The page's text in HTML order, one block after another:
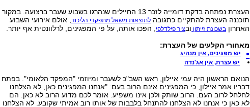
העצרת נפתחה בדקת דומייה לזכר 13 החיילים שנהרגו בשבוע שעבר ברצועה. במקור
תוכננה העצרת להתקיים כתגובה לתוצאות משאל מתפקדי הליכוד, אולם אירועי השבוע
האחרון בשכונת זייתון ובציר פילדלפי, הפכו אותה, על פי המפגינים, לרלוונטית אף יותר.
מאחורי הקלעים של העצרת:
יש מפגינים, אין מנהיג
יש עצרת, אין אג'נדה
הנואם הראשון היה עמי איילון, ראש השב"כ לשעבר ומיוזמי "המפקד הלאומי". בפתח
דבריו אמר איילון, כי המפגינים אינם הרוב בעם: "אנחנו המפגינים כאן, לא הצלחנו
לחלחל לרוב העם. הרוב שותק ולכן אינו משפיע. אומר לכם מדוע הרוב לא כאן. הם
לא כאן כי אנחנו לא הצלחנו להתנחל בלבבות של אותו רוב אמיתי שקובע. לא הצלחנו